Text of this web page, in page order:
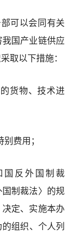
可以会同有关
国产业链供应
采取以下措施：
货物、技术进
费用；
反外国制裁
制裁法〉的规
定、实施本办
的组织、 个人列